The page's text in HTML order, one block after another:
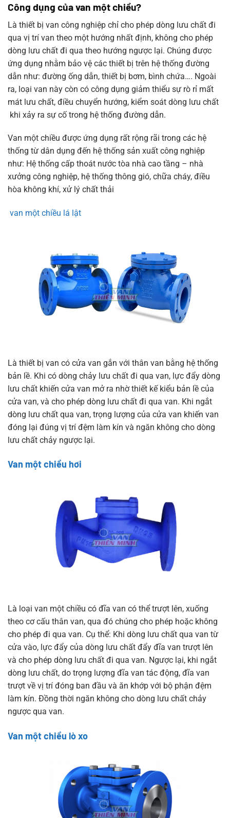
Công dụng của van một chiều?
Là thiết bị van công nghiệp chỉ cho phép dòng lưu chất đi
qua vị trí van theo một hướng nhất định, không cho phép
dòng lưu chất đi qua theo hướng ngược lại. Chúng được
ứng dụng nhằm bảo vệ các thiết bị trên hệ thống đường
dẫn như: đường ống dẫn, thiết bị bơm, bình chứa…. Ngoài
ra, loại van này còn có công dụng giảm thiểu sự rò rỉ mất
mát lưu chất, điều chuyển hướng, kiểm soát dòng lưu chất
khi xảy ra sự cố trong hệ thống đường dẫn.
Van một chiều được ứng dụng rất rộng rãi trong các hệ
thống từ dân dụng đến hệ thống sản xuất công nghiệp
như: Hệ thống cấp thoát nước tòa nhà cao tầng – nhà
xưởng công nghiệp, hệ thống thông gió, chữa cháy, điều
hòa không khí, xử lý chất thải
van một chiều lá lật
Là thiết bị van có cửa van gắn với thân van bằng hệ thống
bản lề. Khi có dòng chảy lưu chất đi qua van, lực đẩy dòng
lưu chất khiến cửa van mở ra nhờ thiết kế kiểu bản lề của
cửa van, và cho phép dòng lưu chất đi qua van. Khi ngắt
dòng lưu chất qua van, trọng lượng của cửa van khiến van
đóng lại đúng vị trí đệm làm kín và ngăn không cho dòng
lưu chất chảy ngược lại.
Van một chiều hơi
Là loại van một chiều có đĩa van có thể trượt lên, xuống
theo cơ cấu thân van, qua đó chúng cho phép hoặc không
cho phép đi qua van. Cụ thể: Khi dòng lưu chất qua van từ
cửa vào, lực đẩy của dòng lưu chất đẩy đĩa van trượt lên
và cho phép dòng lưu chất đi qua van. Ngược lại, khi ngắt
dòng lưu chất, do trọng lượng đĩa van tác động, đĩa van
trượt về vị trí đóng ban đầu và ăn khớp với bộ phận đệm
làm kín. Đồng thời ngăn không cho dòng lưu chất chảy
ngược qua van.
Van một chiều lò xo